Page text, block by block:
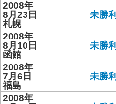
2008年
8月23日
札幌
未勝利
2008年
8月10日
函館
未勝利
2008年
7月6日
福島
未勝利
2008年